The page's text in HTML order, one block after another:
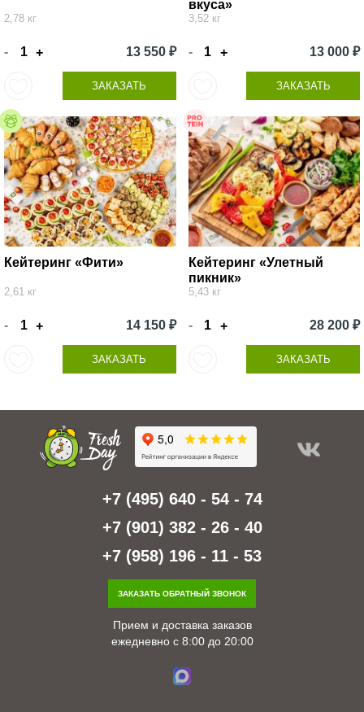
2,78 кг
- + 13 550 ₽
ЗАКАЗАТЬ
вкуса»
3,52 кг
- + 13 000 ₽
ЗАКАЗАТЬ
Кейтеринг «Фити»
2,61 кг
- + 14 150 ₽
ЗАКАЗАТЬ
Кейтеринг «Улетный
пикник»
5,43 кг
- + 28 200 ₽
ЗАКАЗАТЬ
+7 (495) 640 - 54 - 74
+7 (901) 382 - 26 - 40
+7 (958) 196 - 11 - 53
ЗАКАЗАТЬ ОБРАТНЫЙ ЗВОНОК
Прием и доставка заказов
ежедневно с 8:00 до 20:00